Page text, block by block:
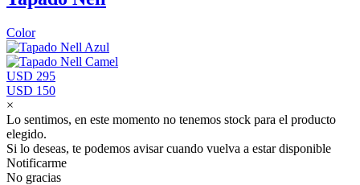
Color
USD 295
USD 150
×
Lo sentimos, en este momento no tenemos stock para el producto
elegido.
Si lo deseas, te podemos avisar cuando vuelva a estar disponible
Notificarme
No gracias